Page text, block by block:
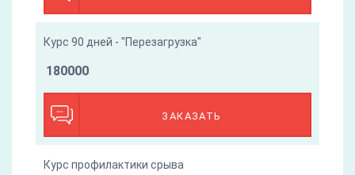
Курс 90 дней - "Перезагрузка"
ЗАКАЗАТЬ
180000
Курс профилактики срыва